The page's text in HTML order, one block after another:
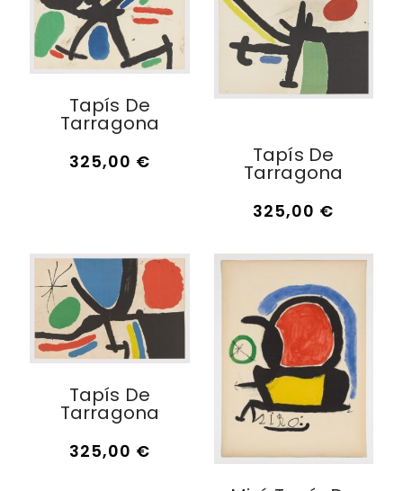
Tapís De
Tarragona
325,00 € Tapís De
Tarragona
325,00 €
Tapís De
Tarragona
325,00 €